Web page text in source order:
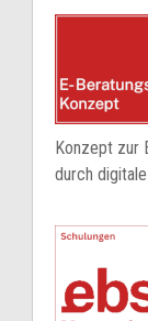
Konzept zur
durch